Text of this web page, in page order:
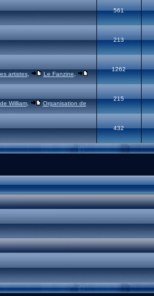
561
213
artistes, Le Fanzine
1262
William,
Organisation de
215
432